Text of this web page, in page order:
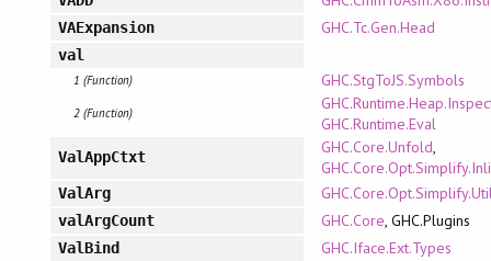
VAExpansion GHC.Tc.Gen.Head
val
1 (Function) GHC.StgToJS.Symbols
2 (Function)
GHC.Runtime.Eval
ValAppCtxt GHC.Core.Unfold,
ValArg
valArgCount GHC.Core, GHC.Plugins
ValBind GHC.Iface.Ext.Types